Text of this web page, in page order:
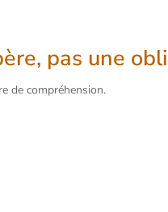
pas une
de compréhension.